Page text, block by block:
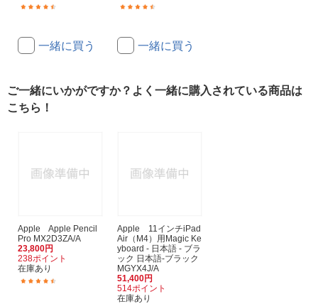
一緒に買う 一緒に買う
ご一緒にいかがですか？よく一緒に購入されている商品は
こちら！
Apple Apple Pencil
Pro MX2D3ZA/A
23,800円
238ポイント
在庫あり
Apple 11インチiPad
Air（M4）用Magic Ke
yboard - 日本語 - ブラ
ック 日本語-ブラック
MGYX4J/A
51,400円
514ポイント
在庫あり